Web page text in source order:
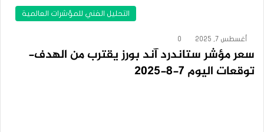
التحليل الفني للمؤشرات العالمية
أغسطس 7, 2025 0
سعر مؤشر ستاندرد آند بورز يقترب من الهدف-
توقعات اليوم 7-8-2025